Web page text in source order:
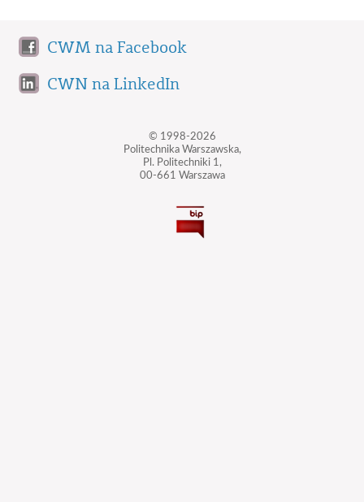
CWM na Facebook
CWN na LinkedIn
© 1998-2026
Politechnika Warszawska,
Pl. Politechniki 1,
00-661 Warszawa